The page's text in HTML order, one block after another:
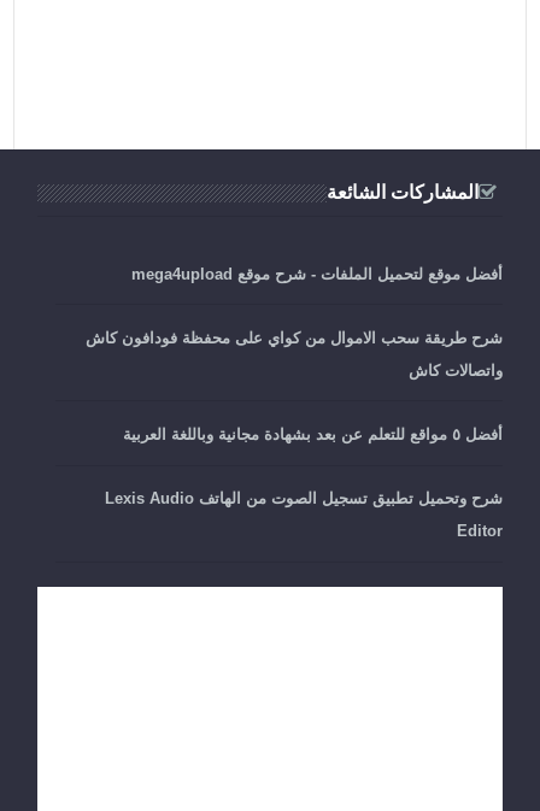
المشاركات الشائعة
أفضل موقع لتحميل الملفات - شرح موقع mega4upload
شرح طريقة سحب الاموال من كواي على محفظة فودافون كاش
واتصالات كاش
أفضل ٥ مواقع للتعلم عن بعد بشهادة مجانية وباللغة العربية
شرح وتحميل تطبيق تسجيل الصوت من الهاتف Lexis Audio
Editor